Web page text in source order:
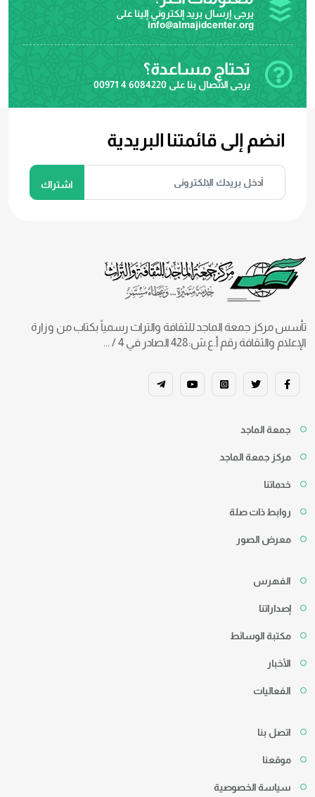
يرجى إرسال بريد إلكتروني إلينا على
info@almajidcenter.org
تحتاج مساعدة؟
يرجى الاتصال بنا على 00971 4 6084220
انضم إلى قائمتنا البريدية
تأسس مركز جمعة الماجد للثقافة والتراث رسمياً بكتاب من وزارة
الإعلام والثقافة رقم أ.ع.ش:428 الصادر في 4 / ...
جمعة الماجد
مركز جمعة الماجد
خدماتنا
روابط ذات صلة
معرض الصور
الفهرس
إصداراتنا
مكتبة الوسائط
الأخبار
الفعاليات
اتصل بنا
موقعنا
سياسة الخصوصية